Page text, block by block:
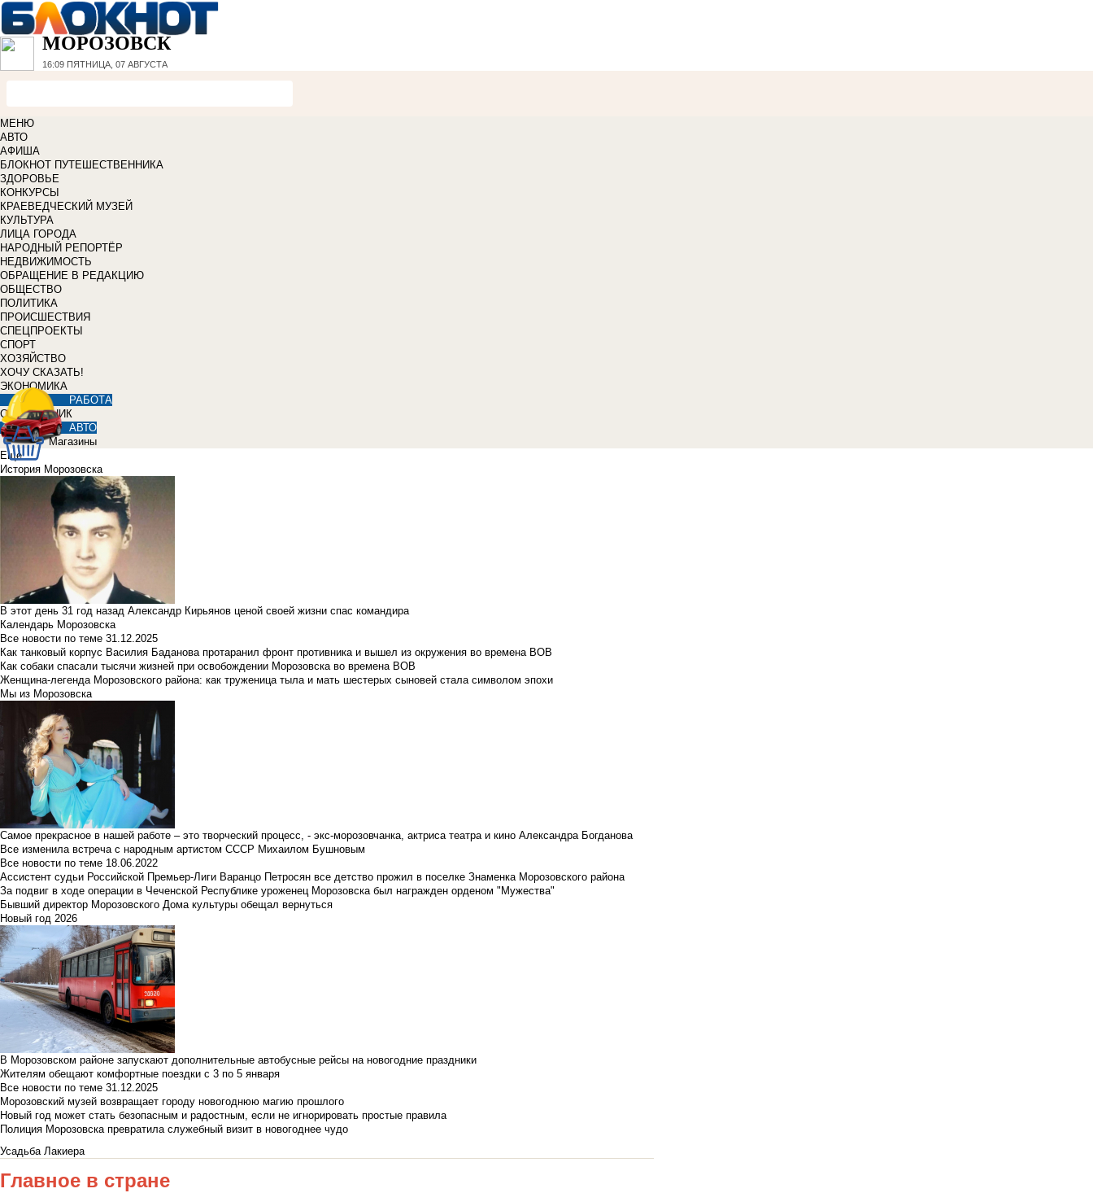
МОРОЗОВСК
16:09 ПЯТНИЦА, 07 АВГУСТА
МЕНЮ
АВТО
АФИША
БЛОКНОТ ПУТЕШЕСТВЕННИКА
ЗДОРОВЬЕ
КОНКУРСЫ
КРАЕВЕДЧЕСКИЙ МУЗЕЙ
КУЛЬТУРА
ЛИЦА ГОРОДА
НАРОДНЫЙ РЕПОРТЁР
НЕДВИЖИМОСТЬ
ОБРАЩЕНИЕ В РЕДАКЦИЮ
ОБЩЕСТВО
ПОЛИТИКА
ПРОИСШЕСТВИЯ
СПЕЦПРОЕКТЫ
СПОРТ
ХОЗЯЙСТВО
ХОЧУ СКАЗАТЬ!
ЭКОНОМИКА
РАБОТА
СПРАВОЧНИК
АВТО
Магазины
Еще
История Морозовска
В этот день 31 год назад Александр Кирьянов ценой своей жизни спас командира
Календарь Морозовска
Все новости по теме 31.12.2025
Как танковый корпус Василия Баданова протаранил фронт противника и вышел из окружения во времена ВОВ
Как собаки спасали тысячи жизней при освобождении Морозовска во времена ВОВ
Женщина-легенда Морозовского района: как труженица тыла и мать шестерых сыновей стала символом эпохи
Мы из Морозовска
Самое прекрасное в нашей работе – это творческий процесс, - экс-морозовчанка, актриса театра и кино Александра Богданова
Все изменила встреча с народным артистом СССР Михаилом Бушновым
Все новости по теме 18.06.2022
Ассистент судьи Российской Премьер-Лиги Варанцо Петросян все детство прожил в поселке Знаменка Морозовского района
За подвиг в ходе операции в Чеченской Республике уроженец Морозовска был награжден орденом "Мужества"
Бывший директор Морозовского Дома культуры обещал вернуться
Новый год 2026
В Морозовском районе запускают дополнительные автобусные рейсы на новогодние праздники
Жителям обещают комфортные поездки с 3 по 5 января
Все новости по теме 31.12.2025
Морозовский музей возвращает городу новогоднюю магию прошлого
Новый год может стать безопасным и радостным, если не игнорировать простые правила
Полиция Морозовска превратила служебный визит в новогоднее чудо
Усадьба Лакиера
Главное в стране